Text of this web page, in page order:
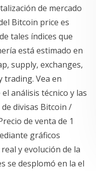
de mercado
Bitcoin price es
tales índices que
está estimado en
supply, exchanges,
Vea en
análisis técnico y las
divisas Bitcoin /
de venta de 1
gráficos
y evolución de la
se desplomó en la el